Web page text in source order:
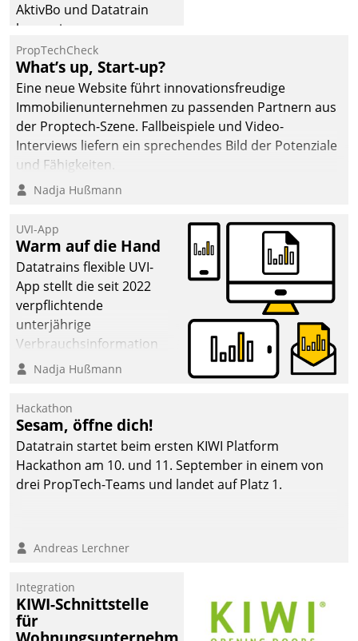
AktivBo und Datatrain
kooperieren –
Immobilienunternehmen
profitieren: Die nahtlose
Integration der Lösungen
von AktivBo und
Datatrain ermöglicht
automatisiert ausgelöste,
zielgerichtete
Mieterbefragungen – eine
starke Grundlage für
datengestützte
Entscheidungen.
PropTechCheck
What’s up, Start-up?
Eine neue Website führt innovationsfreudige
Immobilienunternehmen zu passenden Partnern aus
der Proptech-Szene. Fallbeispiele und Video-
Interviews liefern ein sprechendes Bild der Potenziale
und Fähigkeiten.
Nadja Hußmann
UVI-App
Warm auf die Hand
Datatrains flexible UVI-
App stellt die seit 2022
verpflichtende
unterjährige
Verbrauchsinformation
schnell, zuverlässig und
Die monatlichen
Mitteilungen zum
Heizungs- und
Wasserverbrauch gehen
automatisiert, vollständig
und auf Wunsch über
Kommunikationswege bei
Nadja Hußmann
Hackathon
Sesam, öffne dich!
Datatrain startet beim ersten KIWI Platform
Hackathon am 10. und 11. September in einem von
drei PropTech-Teams und landet auf Platz 1.
Andreas Lerchner
Integration
KIWI-Schnittstelle
für